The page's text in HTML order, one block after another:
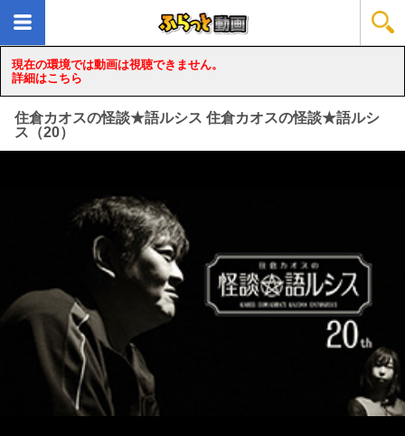
現在の環境では動画は視聴できません。
詳細はこちら
住倉カオスの怪談★語ルシス 住倉カオスの怪談★語ルシ
ス（20）
loading...